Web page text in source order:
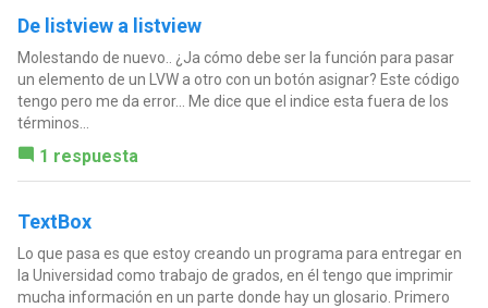
De listview a listview
Molestando de nuevo.. ¿Ja cómo debe ser la función para pasar
un elemento de un LVW a otro con un botón asignar? Este código
tengo pero me da error... Me dice que el indice esta fuera de los
términos...
1 respuesta
TextBox
Lo que pasa es que estoy creando un programa para entregar en
la Universidad como trabajo de grados, en él tengo que imprimir
mucha información en un parte donde hay un glosario. Primero